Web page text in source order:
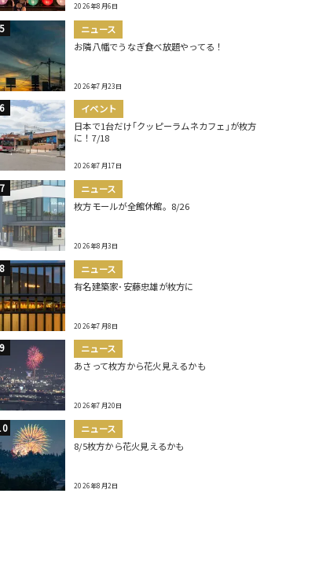
2026年8月6日
ニュース
お隣八幡でうなぎ食べ放題やってる！
2026年7月23日
イベント
日本で1台だけ｢クッピーラムネカフェ｣が枚方
に！7/18
2026年7月17日
ニュース
枚方モールが全館休館。8/26
2026年8月3日
ニュース
有名建築家･安藤忠雄が枚方に
2026年7月8日
ニュース
あさって枚方から花火見えるかも
2026年7月20日
ニュース
8/5枚方から花火見えるかも
2026年8月2日